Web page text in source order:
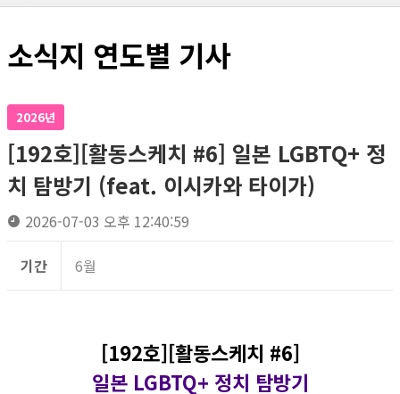
소식지 연도별 기사
2026년
[192호][활동스케치 #6] 일본 LGBTQ+ 정
치 탐방기 (feat. 이시카와 타이가)
2026-07-03 오후 12:40:59
기간 6월
[192호][활동스케치 #6]
일본 LGBTQ+ 정치 탐방기